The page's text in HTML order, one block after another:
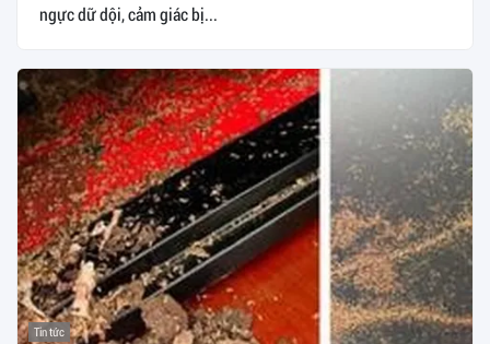
ngực dữ dội, cảm giác bị...
Tin tức